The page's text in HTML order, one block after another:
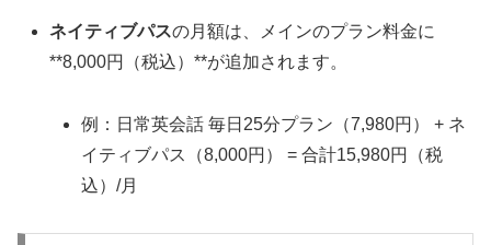
ネイティブパスの月額は、メインのプラン料金に
**8,000円（税込）**が追加されます。
例：日常英会話 毎日25分プラン（7,980円）+ ネ
イティブパス（8,000円）= 合計15,980円（税
込）/月